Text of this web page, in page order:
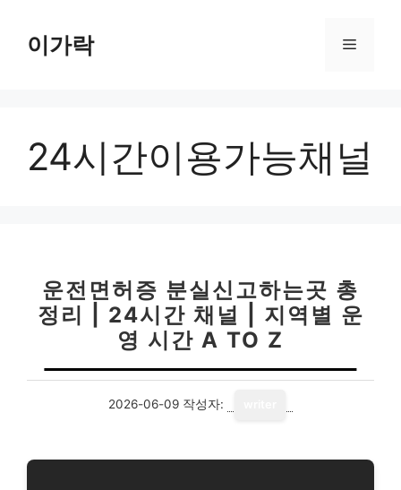
이가락 메
24시간이용가능채널
운전면허증 분실신고하는곳 총
정리 | 24시간 채널 | 지역별 운
영 시간 A TO Z
2026-06-09 작성자: